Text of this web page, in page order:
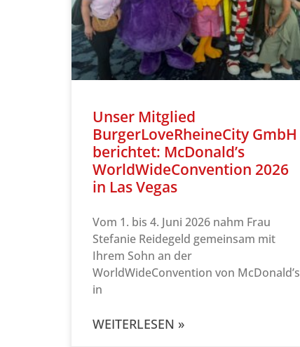
Unser Mitglied
BurgerLoveRheineCity GmbH
berichtet: McDonald’s
WorldWideConvention 2026
in Las Vegas
Vom 1. bis 4. Juni 2026 nahm Frau
Stefanie Reidegeld gemeinsam mit
Ihrem Sohn an der
WorldWideConvention von McDonald’s
in
WEITERLESEN »